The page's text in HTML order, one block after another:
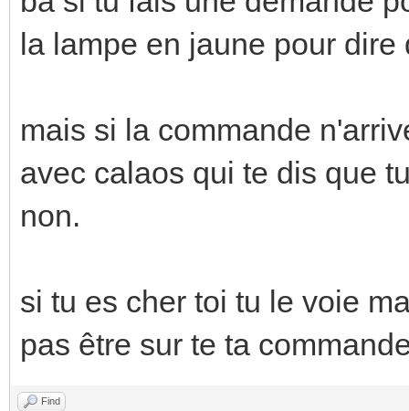
la lampe en jaune pour dire
mais si la commande
avec calaos qui te dis que
non.
si tu es cher toi tu le voie
pas être sur te ta
Find